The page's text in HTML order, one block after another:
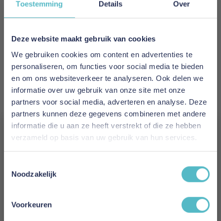
Toestemming Details Over
Deze website maakt gebruik van cookies
We gebruiken cookies om content en advertenties te
personaliseren, om functies voor social media te bieden
en om ons websiteverkeer te analyseren. Ook delen we
informatie over uw gebruik van onze site met onze
partners voor social media, adverteren en analyse. Deze
partners kunnen deze gegevens combineren met andere
informatie die u aan ze heeft verstrekt of die ze hebben
verzameld op basis van uw gebruik van hun services.
Noodzakelijk
Voorkeuren
EAN
5700111292121
Prijs
€ 1.617,00
Levertijd
6 tot 8 weken
Kleur
Model
Lomira Sofa Bed Nordic Cover Classic (Only
E-mail